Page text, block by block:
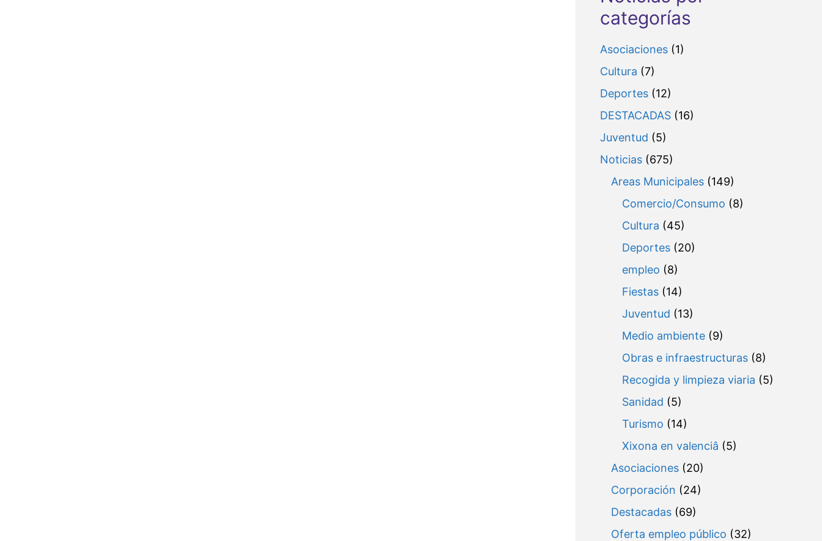
categorías
Asociaciones(1)
Cultura (7)
Deportes(12)
DESTACADAS(16)
Juventud (5)
Noticias(675)
Areas Municipales(149)
Comercio/Consumo (8)
Cultura (45)
Deportes(20)
empleo (8)
Fiestas(14)
Juventud (13)
Medio ambiente(9)
Obras e infraestructuras(8)
Recogida y limpieza viaria (5)
Sanidad (5)
Turismo (14)
Xixona en valenciâ (5)
Asociaciones(20)
Corporación (24)
Destacadas(69)
Oferta empleo público (32)